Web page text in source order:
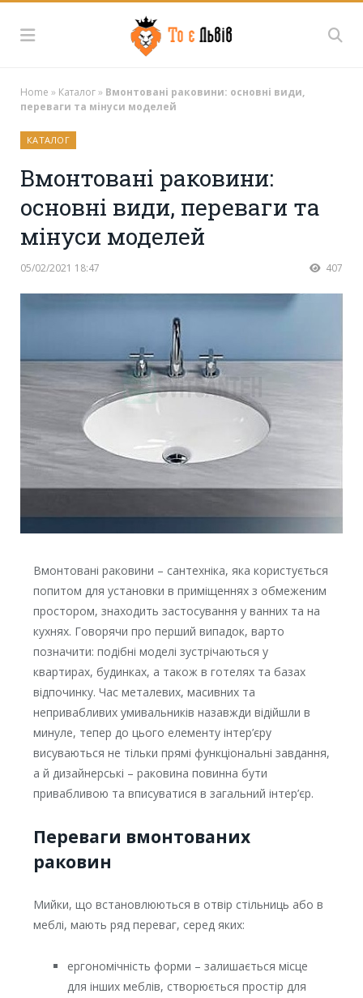
Home » Каталог» Вмонтовані раковини: основні види,
переваги та мінуси моделей
КАТАЛОГ
Вмонтовані раковини:
основні види, переваги та
мінуси моделей
05/02/2021 18:47 407
Вмонтовані раковини – сантехніка, яка користується
попитом для установки в приміщеннях з обмеженим
простором, знаходить застосування у ванних та на
кухнях. Говорячи про перший випадок, варто
позначити: подібні моделі зустрічаються у
квартирах, будинках, а також в готелях та базах
відпочинку. Час металевих, масивних та
непривабливих умивальників назавжди відійшли в
минуле, тепер до цього елементу інтер’єру
висуваються не тільки прямі функціональні завдання,
а й дизайнерські – раковина повинна бути
привабливою та вписуватися в загальний інтер’єр.
Переваги вмонтованих
раковин
Мийки, що встановлюються в отвір стільниць або в
меблі, мають ряд переваг, серед яких:
ергономічність форми – залишається місце
для інших меблів, створюється простір для